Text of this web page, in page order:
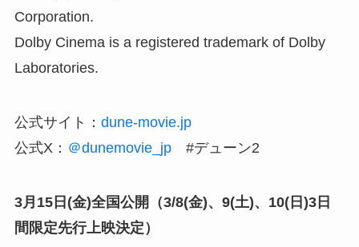
Corporation.
Dolby Cinema is a registered trademark of Dolby
Laboratories.
公式サイト： dune-movie.jp
公式X： ＠dunemovie_jp#デューン2
3月15日(金)全国公開（3/8(金)、9(土)、10(日)3日
間限定先行上映決定）